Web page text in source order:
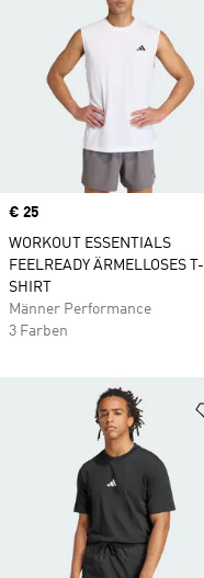
Price
€ 25
WORKOUT ESSENTIALS
FEELREADY ÄRMELLOSES T-
SHIRT
Männer Performance
3 Farben